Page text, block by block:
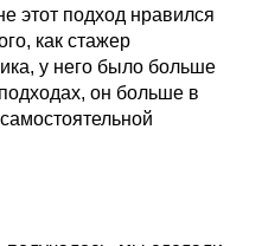
этот подход нравился
как стажер
у него было больше
он больше в